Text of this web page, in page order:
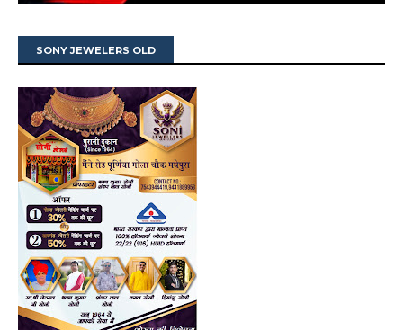
SONY JEWELERS OLD